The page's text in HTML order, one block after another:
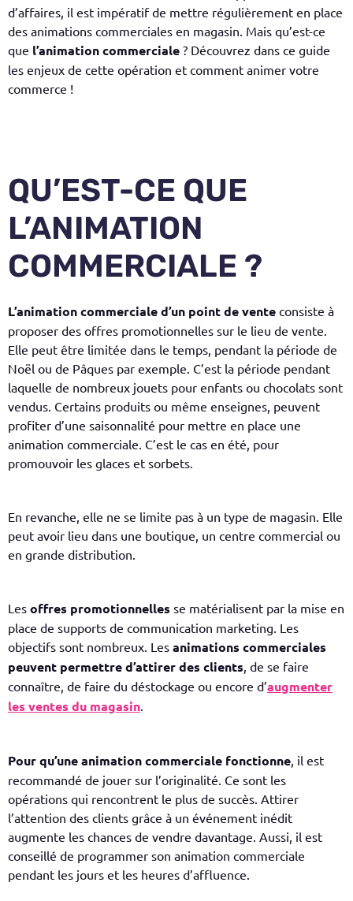
d’affaires, il est impératif de mettre régulièrement en place
des animations commerciales en magasin. Mais qu’est-ce
que l’animation commerciale ? Découvrez dans ce guide
les enjeux de cette opération et comment animer votre
commerce !
​QU’EST-CE QUE
L’ANIMATION
COMMERCIALE ?
L’animation commerciale d’un point de vente consiste à
proposer des offres promotionnelles sur le lieu de vente.
Elle peut être limitée dans le temps, pendant la période de
Noël ou de Pâques par exemple. C’est la période pendant
laquelle de nombreux jouets pour enfants ou chocolats sont
vendus. Certains produits ou même enseignes, peuvent
profiter d’une saisonnalité pour mettre en place une
animation commerciale. C’est le cas en été, pour
promouvoir les glaces et sorbets.
En revanche, elle ne se limite pas à un type de magasin. Elle
peut avoir lieu dans une boutique, un centre commercial ou
en grande distribution.
Les offres promotionnelles se matérialisent par la mise en
place de supports de communication marketing. Les
objectifs sont nombreux. Les animations commerciales
peuvent permettre d’attirer des clients, de se faire
connaître, de faire du déstockage ou encore d’augmenter
les ventes du magasin.
Pour qu’une animation commerciale fonctionne, il est
recommandé de jouer sur l’originalité. Ce sont les
opérations qui rencontrent le plus de succès. Attirer
l’attention des clients grâce à un événement inédit
augmente les chances de vendre davantage. Aussi, il est
conseillé de programmer son animation commerciale
pendant les jours et les heures d’affluence.